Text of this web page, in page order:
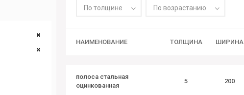
По толщине По возрастанию
НАИМЕНОВАНИЕ ТОЛЩИНА ШИРИНА
полоса стальная
оцинкованная
5 200